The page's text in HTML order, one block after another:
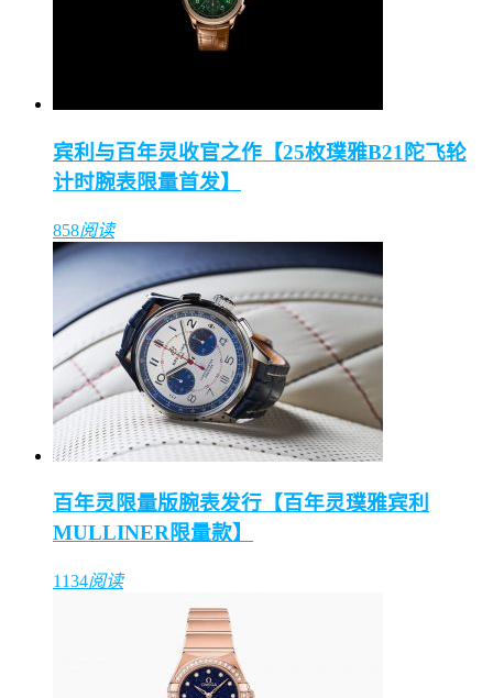
宾利与百年灵收官之作【25枚璞雅B21陀飞轮
计时腕表限量首发】
858阅读
百年灵限量版腕表发行【百年灵璞雅宾利
MULLINER限量款】
1134阅读